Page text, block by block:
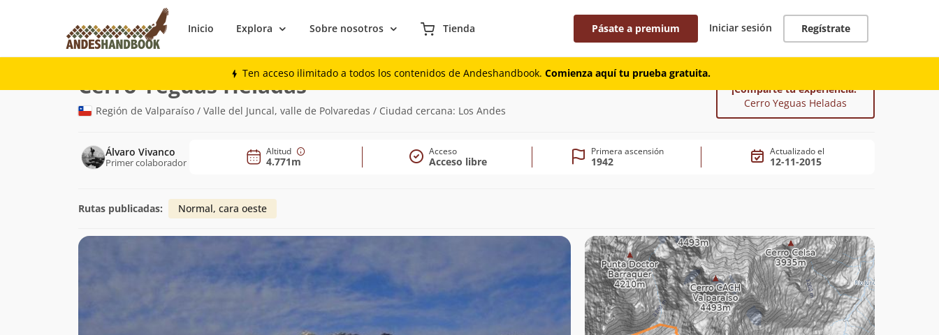
Inicio Explora Sobre nosotros Tienda Pásate a premium Iniciar sesión Regístrate
Ten acceso ilimitado a todos los contenidos de Andeshandbook. Comienza aquí tu prueba gratuita.
Montaña
Cerro Yeguas Heladas(4.771m)
Región de Valparaíso / Valle del Juncal, valle de Polvaredas / Ciudad cercana: Los Andes
¡Comparte tu experiencia!
Cerro Yeguas Heladas
Álvaro Vivanco
Primer colaborador
Altitud
4.771m
Acceso
Acceso libre
Primera ascensión
1942
Actualizado el
12-11-2015
Rutas publicadas: Normal, cara oeste